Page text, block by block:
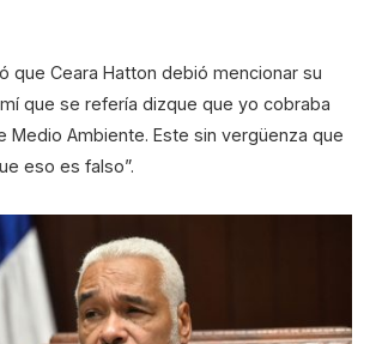
que Ceara Hatton debió mencionar su
que se refería dizque que yo cobraba
Medio Ambiente. Este sin vergüenza que
eso es falso”.